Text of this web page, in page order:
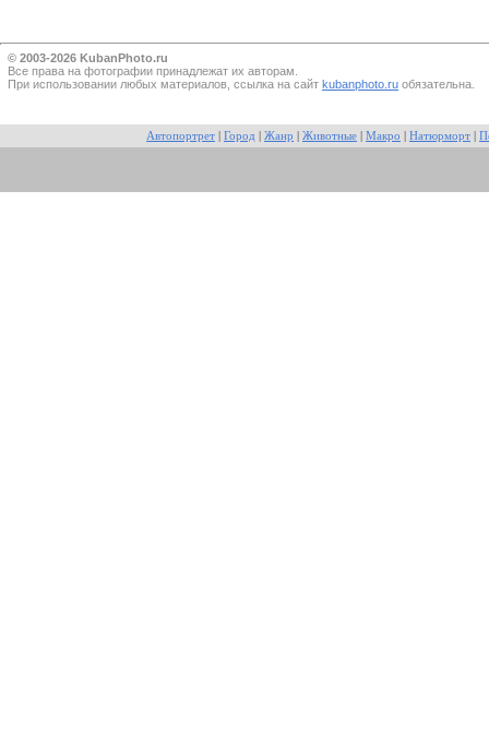
© 2003-2026 KubanPhoto.ru
Все прaва на фотографии принадлежат их авторам.
При использовании любых материалов, ссылка на сайт kubanphoto.ru обязательна.
Автопортрет Город Жанр Животные Макро Натюрморт